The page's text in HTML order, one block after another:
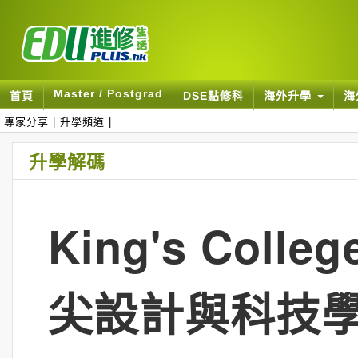
首頁 Master / Postgrad DSE點修科 海外升學
專家分享 升學頻道
升學解碼
King's
尖設計與科技